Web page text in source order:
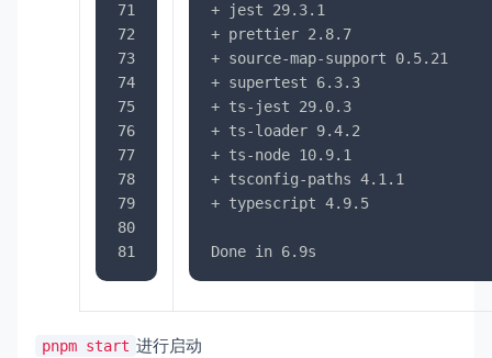
71
72
73
74
75
76
77
78
79
80
81
+ jest 29.3.1
+ prettier 2.8.7
+ source-map-support 0.5.21
+ supertest 6.3.3
+ ts-jest 29.0.3
+ ts-loader 9.4.2
+ ts-node 10.9.1
+ tsconfig-paths 4.1.1
+ typescript 4.9.5
Done in 6.9s
pnpm start 进行启动